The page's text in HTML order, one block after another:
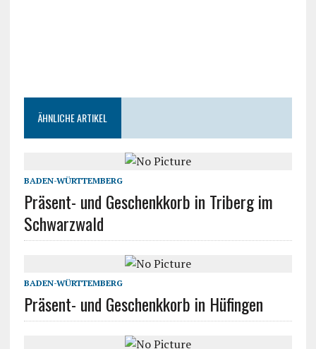
ÄHNLICHE ARTIKEL
BADEN-WÜRTTEMBERG
Präsent- und Geschenkkorb in Triberg im
Schwarzwald
BADEN-WÜRTTEMBERG
Präsent- und Geschenkkorb in Hüfingen